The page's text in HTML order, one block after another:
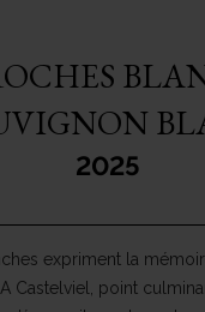
2025
expriment la
Castelviel, point